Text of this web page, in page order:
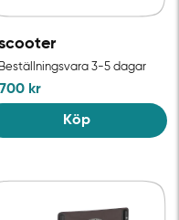
Beställningsvara 3-5 dagar
kr
Köp